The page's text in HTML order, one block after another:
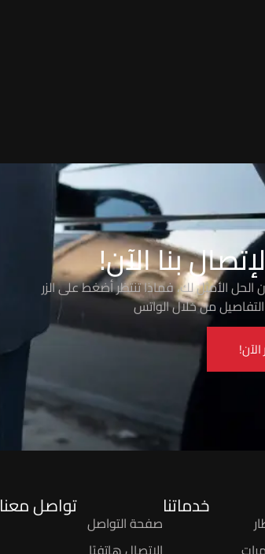
بنا الآن!
الأمثل لك، فماذا تنتظر أضغط على الزر
من خلال الواتس
خدماتنا تواصل معنا
صفحة التواصل